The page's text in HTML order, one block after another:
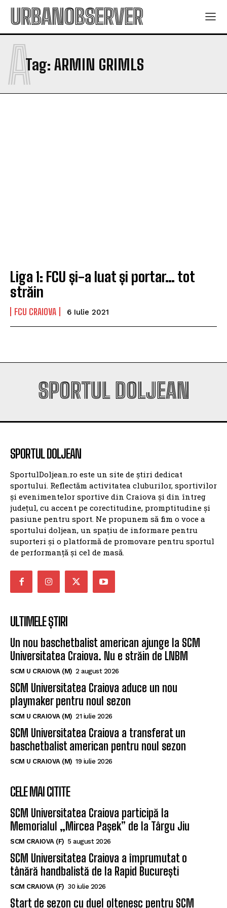
URBANOBSERVER
Tag: ARMIN GRIMLS
A
Liga 1: FCU și-a luat și portar… tot
străin
FCU CRAIOVA 6 Iulie 2021
SPORTUL DOLJEAN
SPORTUL DOLJEAN
SportulDoljean.ro este un site de știri dedicat
sportului. Reflectăm activitatea cluburilor, sportivilor
și evenimentelor sportive din Craiova și din întreg
județul, cu accent pe corectitudine, promptitudine și
pasiune pentru sport. Ne propunem să fim o voce a
sportului doljean, un spațiu de informare pentru
suporteri și o platformă de promovare pentru sportul
de performanță și cel de masă.
ULTIMELE ȘTIRI
Un nou baschetbalist american ajunge la SCM
Universitatea Craiova. Nu e străin de LNBM
SCM U CRAIOVA (M) 2 august 2026
SCM Universitatea Craiova aduce un nou
playmaker pentru noul sezon
SCM U CRAIOVA (M) 21 iulie 2026
SCM Universitatea Craiova a transferat un
baschetbalist american pentru noul sezon
SCM U CRAIOVA (M) 19 iulie 2026
CELE MAI CITITE
SCM Universitatea Craiova participă la
Memorialul „Mircea Pașek” de la Târgu Jiu
SCM CRAIOVA (F) 5 august 2026
SCM Universitatea Craiova a împrumutat o
tânără handbalistă de la Rapid București
SCM CRAIOVA (F) 30 iulie 2026
Start de sezon cu duel oltenesc pentru SCM